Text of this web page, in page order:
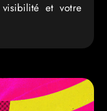
et votre